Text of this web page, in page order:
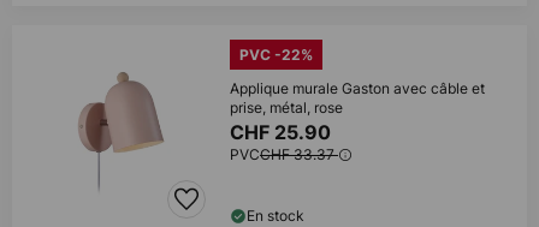
PVC -22%
Applique murale Gaston avec câble et
prise, métal, rose
CHF 25.90
PVCCHF 33.37
En stock